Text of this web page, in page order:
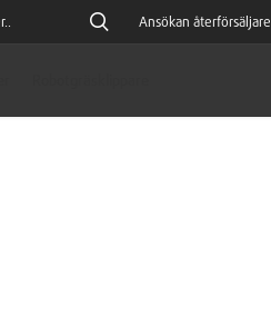
Ansökan återförsäljare